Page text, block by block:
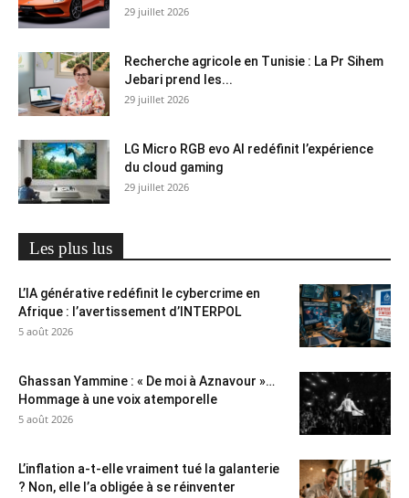
29 juillet 2026
Recherche agricole en Tunisie : La Pr Sihem
Jebari prend les...
29 juillet 2026
LG Micro RGB evo AI redéfinit l’expérience
du cloud gaming
29 juillet 2026
Les plus lus
L’IA générative redéfinit le cybercrime en
Afrique : l’avertissement d’INTERPOL
5 août 2026
Ghassan Yammine : « De moi à Aznavour »…
Hommage à une voix atemporelle
5 août 2026
L’inflation a-t-elle vraiment tué la galanterie
? Non, elle l’a obligée à se réinventer